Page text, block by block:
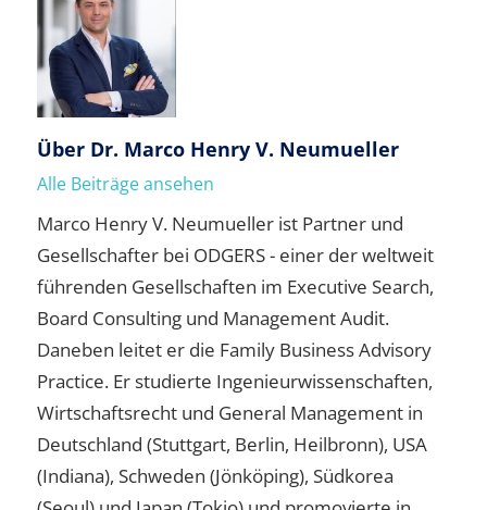
Über Dr. Marco Henry V. Neumueller
Alle Beiträge ansehen
Marco Henry V. Neumueller ist Partner und
Gesellschafter bei ODGERS - einer der weltweit
führenden Gesellschaften im Executive Search,
Board Consulting und Management Audit.
Daneben leitet er die Family Business Advisory
Practice. Er studierte Ingenieurwissenschaften,
Wirtschaftsrecht und General Management in
Deutschland (Stuttgart, Berlin, Heilbronn), USA
(Indiana), Schweden (Jönköping), Südkorea